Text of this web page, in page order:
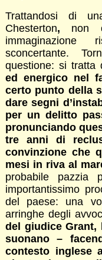
Trattandosi di
Chesterton, non
immaginazione
sconcertante.
questione: si tratta
ed energico nel
certo punto della
dare segni
per un delitto
pronunciando
tre anni di
convinzione che
mesi in riva al
probabile
importantissimo
del paese: una
arringhe degli
del giudice
suonano –
contesto inglese